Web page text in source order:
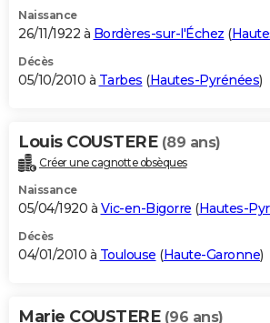
Naissance
26/11/1922 à Bordères-sur-l'Échez (
Décès
05/10/2010 à Tarbes (Hautes-Pyrénées)
Louis COUSTERE (89 ans)
Créer une cagnotte obsèques
Naissance
05/04/1920 à Vic-en-Bigorre (Hautes-
Décès
04/01/2010 à Toulouse (Haute-Garonne)
Marie COUSTERE (96 ans)